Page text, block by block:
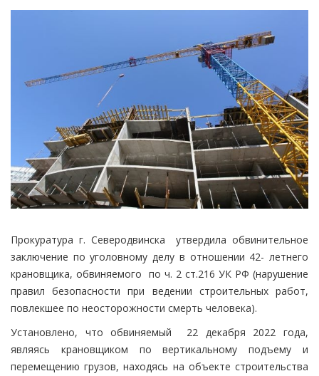
Прокуратура г. Северодвинска утвердила обвинительное
заключение по уголовному делу в отношении 42- летнего
крановщика, обвиняемого по ч. 2 ст.216 УК РФ (нарушение
правил безопасности при ведении строительных работ,
повлекшее по неосторожности смерть человека).
Установлено, что обвиняемый 22 декабря 2022 года,
являясь крановщиком по вертикальному подъему и
перемещению грузов, находясь на объекте строительства